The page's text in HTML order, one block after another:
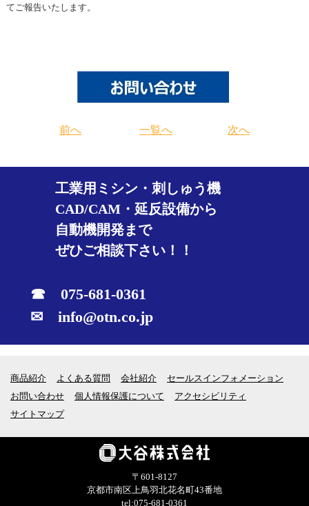
てご報告いたします。
前へ 一覧へ 次へ
工業用ミシン・刺しゅう機
CAD/CAM・延反設備から
自動機開発まで
ぜひご相談下さい！！
☎ 075-681-0361
✉ info@otn.co.jp
商品紹介 よくある質問 会社紹介
セールスインフォメーション
お問い合わせ
個人情報保護について
アクセシビリティ
サイトマップ
〒601-8127
京都市南区上鳥羽北花名町43番地
tel:075-681-0361